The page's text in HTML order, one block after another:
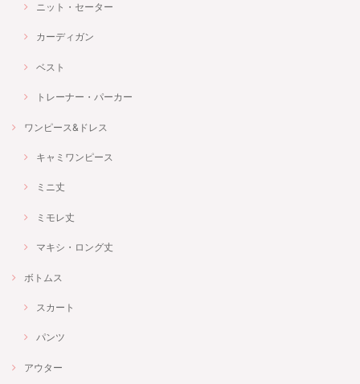
ニット・セーター
カーディガン
ベスト
トレーナー・パーカー
ワンピース&ドレス
キャミワンピース
ミニ丈
ミモレ丈
マキシ・ロング丈
ボトムス
スカート
パンツ
アウター